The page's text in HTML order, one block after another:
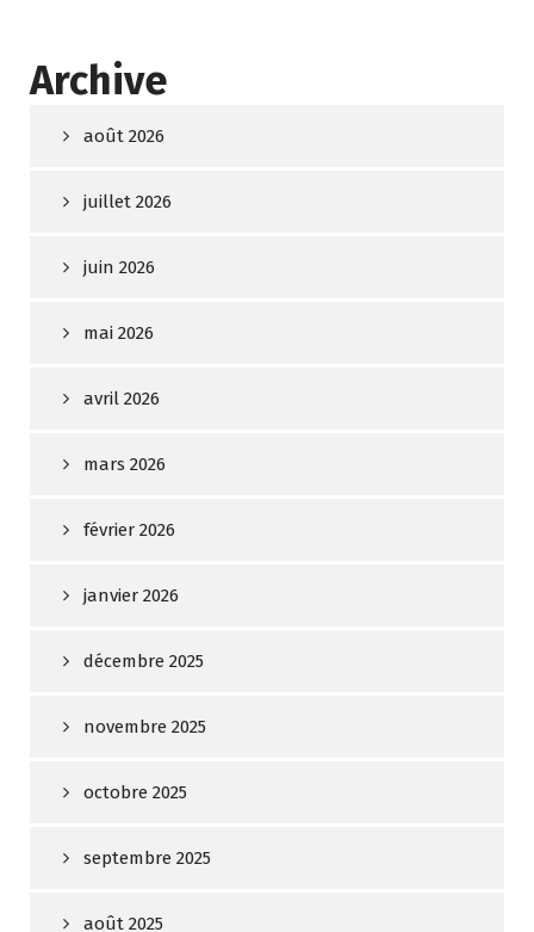
Archive
août 2026
juillet 2026
juin 2026
mai 2026
avril 2026
mars 2026
février 2026
janvier 2026
décembre 2025
novembre 2025
octobre 2025
septembre 2025
août 2025